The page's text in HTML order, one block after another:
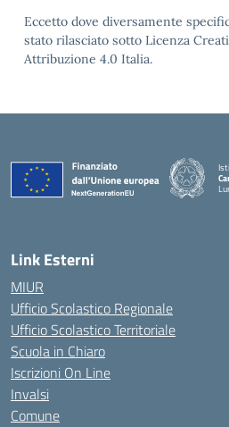
Eccetto dove diversamente
stato rilasciato sotto Licenza
Attribuzione 4.0 Italia.
Link Esterni
MIUR
Ufficio Scolastico Regionale
Ufficio Scolastico Territoriale
Scuola in Chiaro
Iscrizioni On Line
Invalsi
Comune